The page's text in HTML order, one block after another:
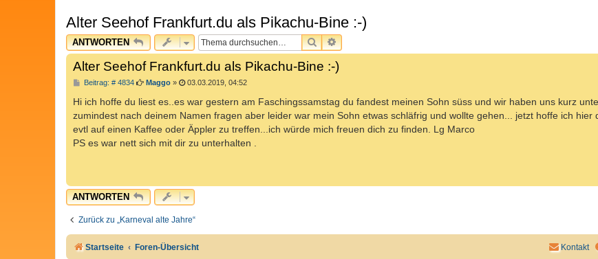
Alter Seehof Frankfurt.du als Pikachu-Bine :-)
ANTWORTEN SUCHEERWEITERTE SUCHE
Alter Seehof Frankfurt.du als Pikachu-Bine :-)
Beitrag: # 4834B
i
r
a
g
Maggo» 03.03.2019, 04:52
Hi ich hoffe du liest es..es war gestern am Faschingssamstag du fandest meinen Sohn süss und wir haben uns kurz
zumindest nach deinem Namen fragen aber leider war mein Sohn etwas schläfrig und wollte gehen... jetzt hoffe ich hier
evtl auf einen Kaffee oder Äppler zu treffen...ich würde mich freuen dich zu finden. Lg Marco
PS es war nett sich mit dir zu unterhalten .
ANTWORTEN
Zurück zu „Karneval alte Jahre“
Startseite Foren-Übersicht Kontakt